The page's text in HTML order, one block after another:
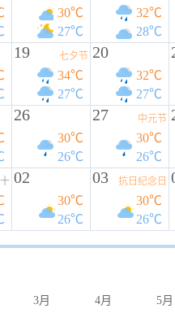
30℃
27℃
32℃
28℃
19 七夕节
34℃
27℃
20
32℃
27℃
26
30℃
26℃
27 中元节
30℃
26℃
02
30℃
26℃
03 抗日纪念日
30℃
26℃
3月 4月 5月